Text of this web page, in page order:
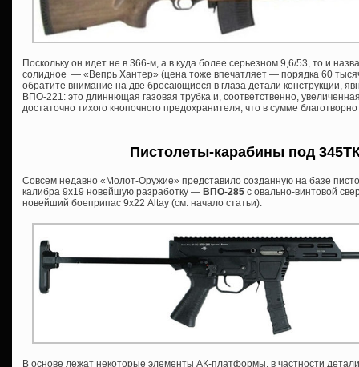
Поскольку он идет не в 366-м, а в куда более серьезном 9,6/53, то и
солидное — «Вепрь Хантер» (цена тоже впечатляет — порядка 60
обратите внимание на две бросающиеся в глаза детали конструкции,
ВПО-221: это длиннющая газовая трубка и, соответственно,
достаточно тихого кнопочного предохранителя, что в сумме
Пистолеты-карабины под
Совсем недавно «Молот-Оружие» представило созданную на базе
калибра 9х19 новейшую разработку — ВПО-285 с овально-винтовой
новейший боеприпас 9х22 Altay (см. начало статьи).
В основе лежат некоторые элементы АК-платформы, в частности